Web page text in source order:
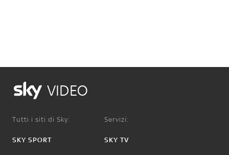
VIDEO
Tutti i siti di Sky:
SKY SPORT
Servizi:
SKY TV